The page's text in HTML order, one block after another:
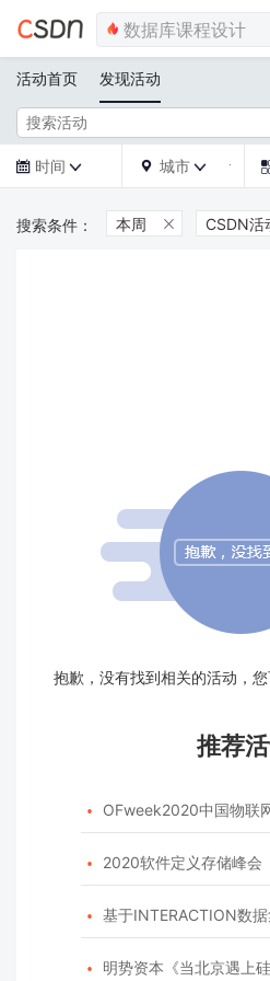
活动首页 发现活动
 时间   城市 
本周  CSDN活
抱歉，没有找到相关的活动，
推荐
 OFweek2020中国物联
 2020软件定义存储峰会
 基于INTERACTION数据集的
 明势资本《当北京遇上硅谷》